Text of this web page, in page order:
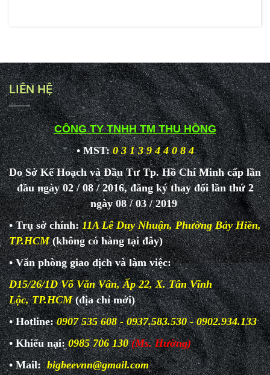
LIÊN HỆ
CÔNG TY TNHH TM THU HỒNG
• MST: 0 3 1 3 9 4 4 0 8 4
Do Sở Kế Hoạch và Đầu Tư Tp. Hồ Chí Minh cấp lần
đầu ngày 02 / 08 / 2016, đăng ký thay đổi lần thứ 2
ngày 08 / 03 / 2019
• Trụ sở chính:11A Lê Duy Nhuận, Phường Bảy Hiền,
TP.HCM (không có hàng tại đây)
• Văn phòng giao dịch và làmviệc:
D15/26/1D Võ Văn Vân, Ấp 22, X. Tân Vĩnh
Lộc, TP.HCM(địa chỉ mới)
• Hotline:0907 535 608 - 0937.583.530 - 0902.934.133
• Khiếu nại: 0985 706 130 (Ms. Hường)
• Mail:bigbeevnn@gmail.com